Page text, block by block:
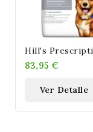
83,95 €
Ver Detalle